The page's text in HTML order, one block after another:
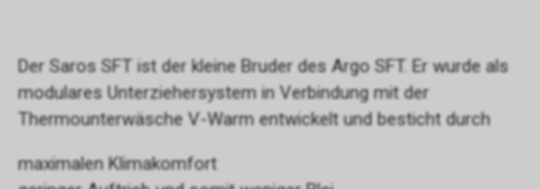
Der Saros SFT ist der kleine Bruder des Argo SFT. Er wurde als
modulares Unterziehersystem in Verbindung mit der
Thermounterwäsche V-Warm entwickelt und besticht durch
maximalen Klimakomfort